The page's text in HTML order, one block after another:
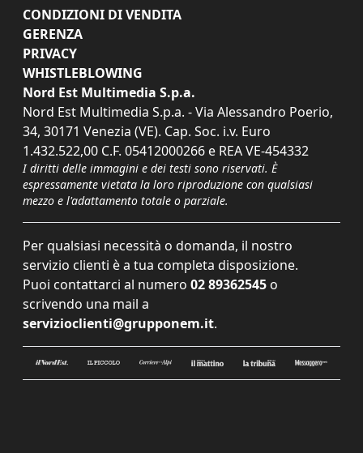
CONDIZIONI DI VENDITA
GERENZA
PRIVACY
WHISTLEBLOWING
Nord Est Multimedia S.p.a.
Nord Est Multimedia S.p.a. - Via Alessandro Poerio,
34, 30171 Venezia (VE). Cap. Soc. i.v. Euro
1.432.522,00 C.F. 05412000266 e REA VE-454332
I diritti delle immagini e dei testi sono riservati. È
espressamente vietata la loro riproduzione con qualsiasi
mezzo e l'adattamento totale o parziale.
Per qualsiasi necessità o domanda, il nostro
servizio clienti è a tua completa disposizione.
Puoi contattarci al numero 02 89362545 o
scrivendo una mail a
servizioclienti@grupponem.it.